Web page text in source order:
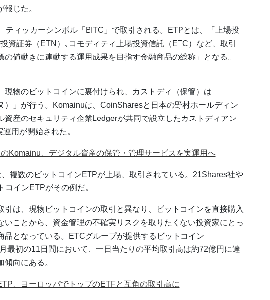
じた。
ティッカーシンボル「BITC」で取引される。ETPとは、「上場投
資証券（ETN）､コモディティ上場投資信託（ETC）など、取引
の値動きに連動する運用成果を目指す金融商品の総称」となる。
現物のビットコインに裏付けられ、カストディ（保管）は
）」が行う。Komainuは、CoinSharesと日本の野村ホールディン
資産のセキュリティ企業Ledgerが共同で設立したカストディアン
用が開始された。
Komainu、デジタル資産の保管・管理サービスを実運用へ
複数のビットコインETPが上場、取引されている。21Shares社や
コインETPがその例だ。
引は、現物ビットコインの取引と異なり、ビットコインを直接購入
いことから、資金管理の不確実リスクを取りたくない投資家にとっ
品となっている。ETCグループが提供するビットコイン
最初の11日間において、一日当たりの平均取引高は約72億円に達
向にある。
、ヨーロッパでトップのETFと互角の取引高に